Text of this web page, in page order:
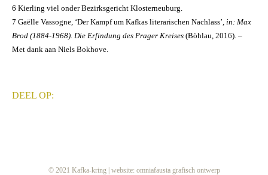
6 Kierling viel onder Bezirksgericht Klosterneuburg.
7 Gaëlle Vassogne, ‘Der Kampf um Kafkas literarischen Nachlass’, in: Max
Brod (1884-1968). Die Erfindung des Prager Kreises (Böhlau, 2016). –
Met dank aan Niels Bokhove.
© 2021 Kafka-kring | website: omniafausta grafisch ontwerp